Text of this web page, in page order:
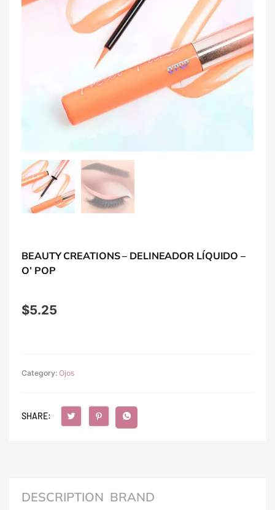
BEAUTY CREATIONS – DELINEADOR LÍQUIDO –
O’ POP
$5.25
Category: Ojos
SHARE:
DESCRIPTION BRAND